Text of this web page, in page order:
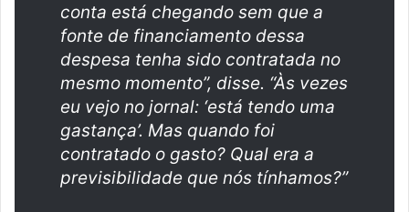
conta está chegando sem que a
fonte de financiamento dessa
despesa tenha sido contratada no
mesmo momento”, disse. “Às vezes
eu vejo no jornal: ‘está tendo uma
gastança’. Mas quando foi
contratado o gasto? Qual era a
previsibilidade que nós tínhamos?”